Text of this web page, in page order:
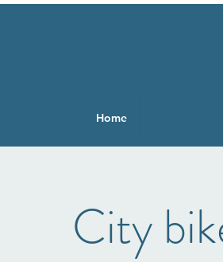
Home
City